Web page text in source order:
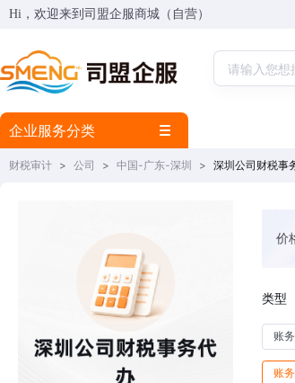
Hi，欢迎来到司盟企服商城（自营）
企业服务分类
财税审计 > 公司 > 中国-广东-深圳 > 深圳公司财税事
价
类型
账
账